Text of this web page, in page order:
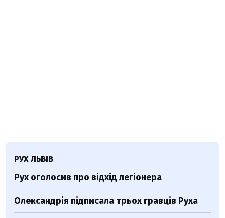
РУХ ЛЬВІВ
Рух оголосив про відхід легіонера
Олександрія підписала трьох гравців Руха